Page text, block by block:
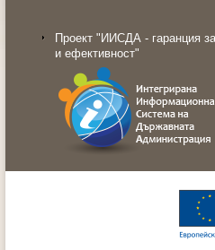
Проект "ИИСДА - гаранция
и ефективност"